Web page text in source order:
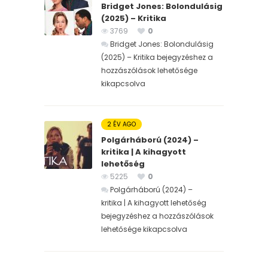
Bridget Jones: Bolondulásig
(2025) – Kritika
3769
0
Bridget Jones: Bolondulásig
(2025) – Kritika bejegyzéshez a
hozzászólások lehetősége
kikapcsolva
2 ÉV AGO
Polgárháború (2024) –
kritika | A kihagyott
lehetőség
5225
0
Polgárháború (2024) –
kritika | A kihagyott lehetőség
bejegyzéshez a hozzászólások
lehetősége kikapcsolva